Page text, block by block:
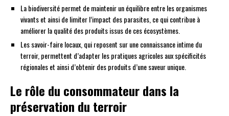
La biodiversité permet de maintenir un équilibre entre les organismes
vivants et ainsi de limiter l’impact des parasites, ce qui contribue à
améliorer la qualité des produits issus de ces écosystèmes.
Les savoir-faire locaux, qui reposent sur une connaissance intime du
terroir, permettent d’adapter les pratiques agricoles aux spécificités
régionales et ainsi d’obtenir des produits d’une saveur unique.
Le rôle du consommateur dans la
préservation du terroir